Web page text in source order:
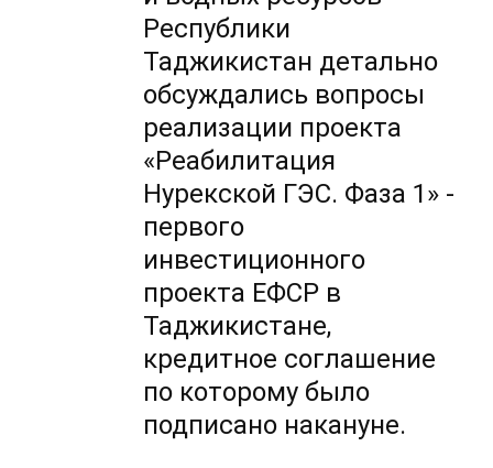
Республики
Таджикистан детально
обсуждались вопросы
реализации проекта
«Реабилитация
Нурекской ГЭС. Фаза 1» -
первого
инвестиционного
проекта ЕФСР в
Таджикистане,
кредитное соглашение
по которому было
подписано накануне.